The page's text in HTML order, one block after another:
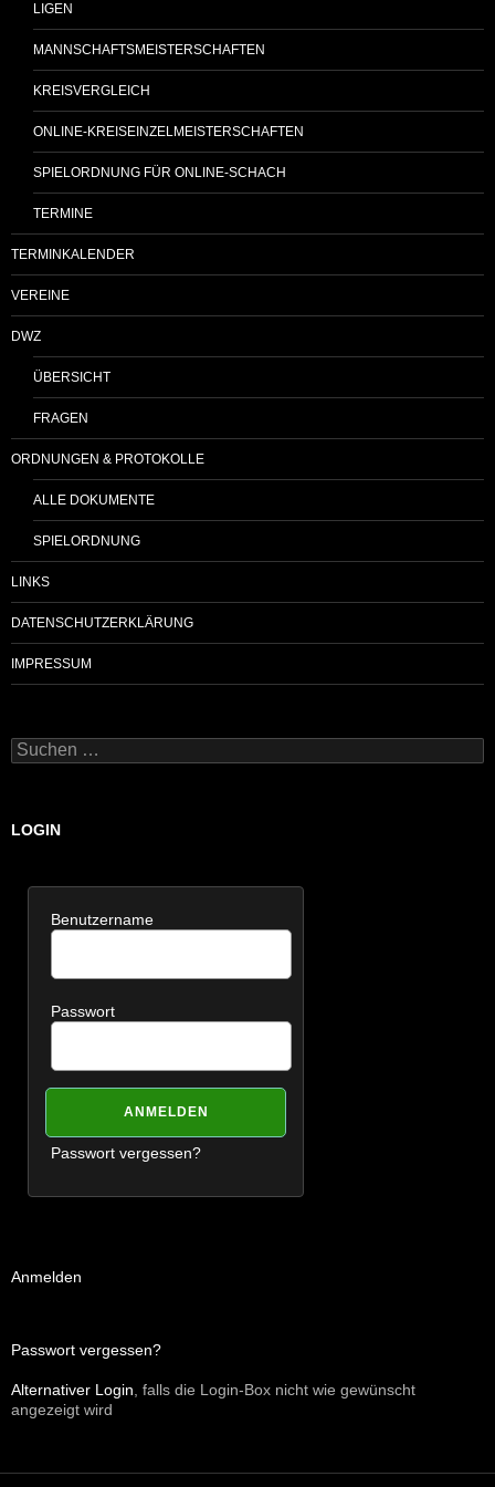
LIGEN
MANNSCHAFTSMEISTERSCHAFTEN
KREISVERGLEICH
ONLINE-KREISEINZELMEISTERSCHAFTEN
SPIELORDNUNG FÜR ONLINE-SCHACH
TERMINE
TERMINKALENDER
VEREINE
DWZ
ÜBERSICHT
FRAGEN
ORDNUNGEN & PROTOKOLLE
ALLE DOKUMENTE
SPIELORDNUNG
LINKS
DATENSCHUTZERKLÄRUNG
IMPRESSUM
Suchen
nach:
LOGIN
Benutzername
Passwort
Passwort vergessen?
Anmelden
Passwort vergessen?
Alternativer Login , falls die Login-Box nicht wie gewünscht
angezeigt wird